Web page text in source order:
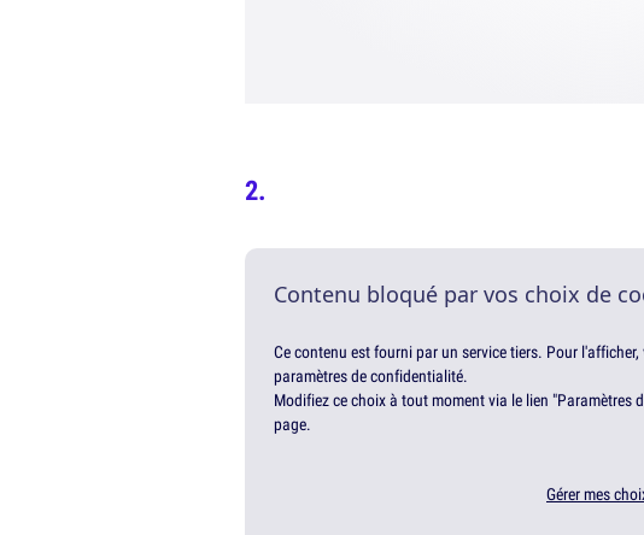
Contenu bloqué par vos choix de
Ce contenu est fourni par un service tiers. Pour
paramètres de confidentialité.
Modifiez ce choix à tout moment via le lien "Paramètres
page.
Gérer mes